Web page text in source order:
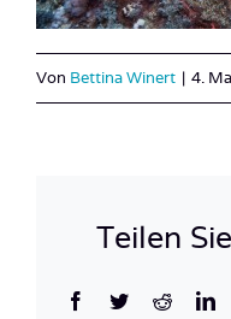
Von Bettina Winert | 4.
Teilen
Facebook
TwitterReddit